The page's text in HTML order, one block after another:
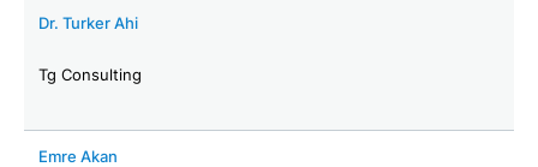
Dr. Turker Ahi
Tg Consulting
Emre Akan